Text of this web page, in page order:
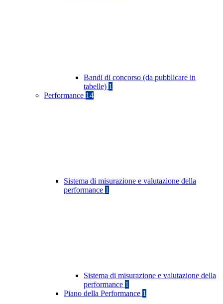
Bandi di concorso (da pubblicare in
tabelle) 1
Performance 14
Sistema di misurazione e valutazione della
performance 1
Sistema di misurazione e valutazione della
performance 1
Piano della Performance 1